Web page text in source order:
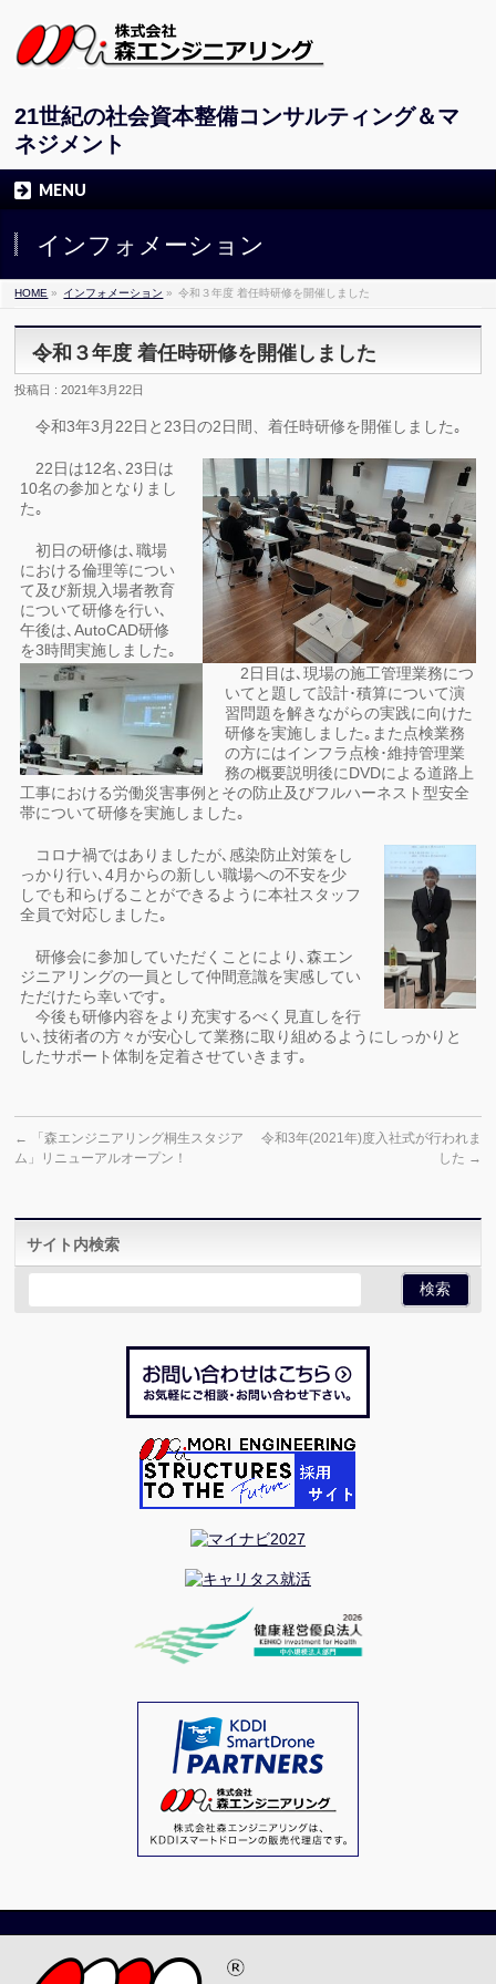
21世紀の社会資本整備コンサルティング＆マ
ネジメント
MENU
インフォメーション
HOME » インフォメーション » 令和３年度 着任時研修を開催しました
令和３年度 着任時研修を開催しました
投稿日 : 2021年3月22日
令和3年3月22日と23日の2日間、着任時研修を開催しました｡
22日は12名､23日は
10名の参加となりまし
た｡
初日の研修は､職場
における倫理等につい
て及び新規入場者教育
について研修を行い､
午後は､AutoCAD研修
を3時間実施しました｡
2日目は､現場の施工管理業務につ
いてと題して設計･積算について演
習問題を解きながらの実践に向けた
研修を実施しました｡また点検業務
の方にはインフラ点検･維持管理業
務の概要説明後にDVDによる道路上
工事における労働災害事例とその防止及びフルハーネスト型安全
帯について研修を実施しました｡
コロナ禍ではありましたが､感染防止対策をし
っかり行い､4月からの新しい職場への不安を少
しでも和らげることができるように本社スタッフ
全員で対応しました｡
研修会に参加していただくことにより､森エン
ジニアリングの一員として仲間意識を実感してい
ただけたら幸いです｡
今後も研修内容をより充実するべく見直しを行
い､技術者の方々が安心して業務に取り組めるようにしっかりと
したサポート体制を定着させていきます｡
←
「森エンジニアリング桐生スタジア
ム」リニューアルオープン！
令和3年(2021年)度入社式が行われま
した →
サイト内検索